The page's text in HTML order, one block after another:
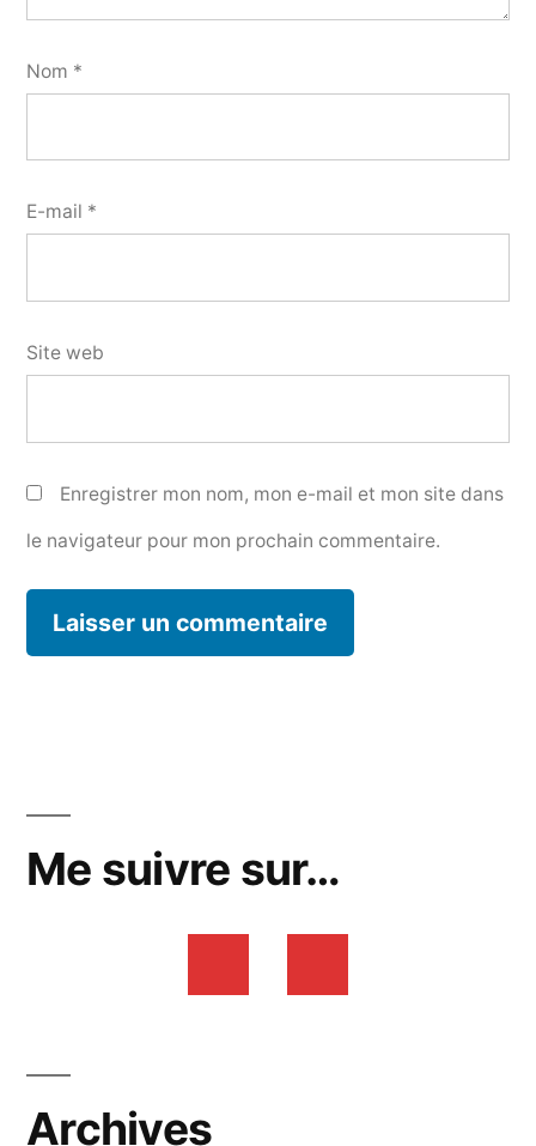
Nom *
E-mail *
Site web
Enregistrer mon nom, mon e-mail et mon site dans
le navigateur pour mon prochain commentaire.
Me suivre sur…
Archives